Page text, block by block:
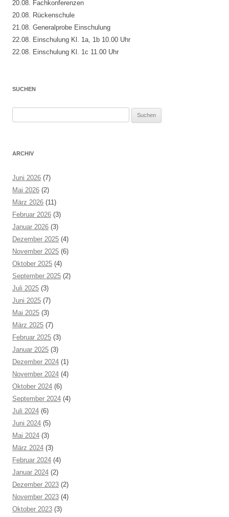
20.08. Fachkonferenzen
20.08. Rückenschule
21.08. Generalprobe Einschulung
22.08. Einschulung Kl. 1a, 1b 10.00 Uhr
22.08. Einschulung Kl. 1c 11.00 Uhr
SUCHEN
ARCHIV
Juni 2026 (7)
Mai 2026 (2)
März 2026 (11)
Februar 2026 (3)
Januar 2026 (3)
Dezember 2025 (4)
November 2025 (6)
Oktober 2025 (4)
September 2025 (2)
Juli 2025 (3)
Juni 2025 (7)
Mai 2025 (3)
März 2025 (7)
Februar 2025 (3)
Januar 2025 (3)
Dezember 2024 (1)
November 2024 (4)
Oktober 2024 (6)
September 2024 (4)
Juli 2024 (6)
Juni 2024 (5)
Mai 2024 (3)
März 2024 (3)
Februar 2024 (4)
Januar 2024 (2)
Dezember 2023 (2)
November 2023 (4)
Oktober 2023 (3)